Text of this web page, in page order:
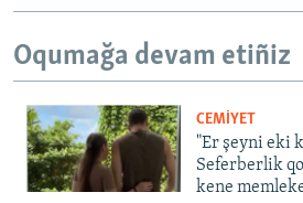
Oqumağa devam etiñiz
CEMİYET
"Er şeyni eki
Seferberlik
kene